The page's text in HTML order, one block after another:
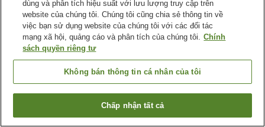
Tiện nghi chỗ nghỉ
Bãi đỗ xe
Xông hơi
Nhà hàng
Trang chủ Nhật Bản Tỉnh Fukui
Thành phố Fukui
Dormy Inn Fukui (Dormy Inn Hotels Group)
Tìm phòng trống
dùng và phân tích hiệu suất với lưu lượng truy cập trên
website của chúng tôi. Chúng tôi cũng chia sẻ thông tin về
việc bạn sử dụng website của chúng tôi với các đối tác
mạng xã hội, quảng cáo và phân tích của chúng tôi. Chính
sách quyền riêng tư
Không bán thông tin cá nhân của tôi
Chấp nhận tất cả